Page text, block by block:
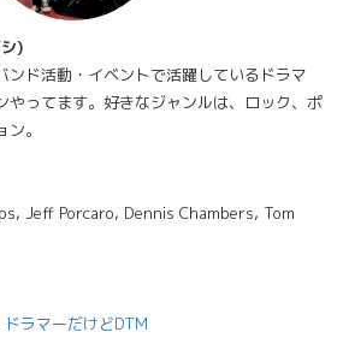
)
ンド活動・イベントで活躍しているドラマ
やってます。好きなジャンルは、ロック、ポ
。
Jeff Porcaro, Dennis Chambers, Tom
ラマーだけどDTM